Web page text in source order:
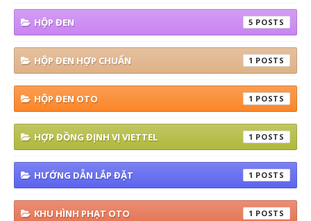
HỘP ĐEN 5
HỘP ĐEN HỢP CHUẨN 1
HỘP ĐEN OTO 1
HỢP ĐỒNG ĐỊNH VỊ VIETTEL 1
HƯỚNG DẪN LẮP ĐẶT 1
KHU HÌNH PHẠT OTO 1